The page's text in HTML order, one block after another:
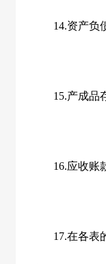
14.资产负债
15.产成品存
16.应收账款
17.在各表的